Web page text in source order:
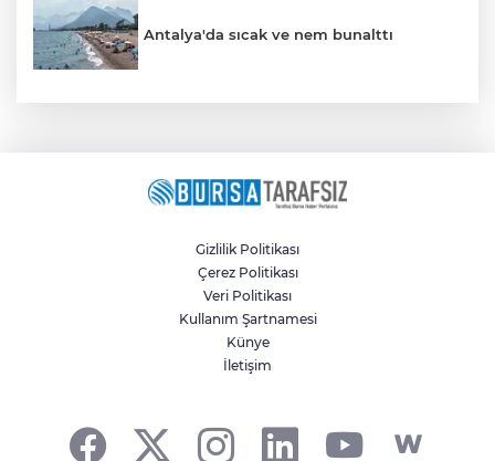
Antalya'da sıcak ve nem bunalttı
Gizlilik Politikası
Çerez Politikası
Veri Politikası
Kullanım Şartnamesi
Künye
İletişim